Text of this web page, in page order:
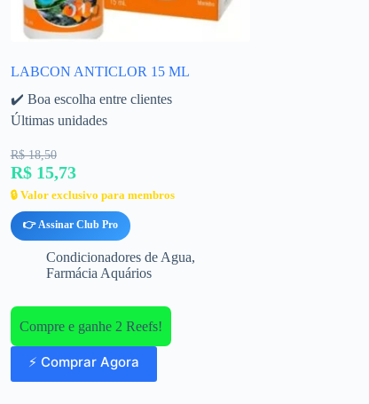
LABCON ANTICLOR 15 ML
✔️ Boa escolha entre clientes
Últimas unidades
R$ 18,50
R$ 15,73
🔒 Valor exclusivo para membros
👉 Assinar Club Pro
Condicionadores de Agua,
Farmácia Aquários
Compre e ganhe 2 Reefs!
⚡ Comprar Agora